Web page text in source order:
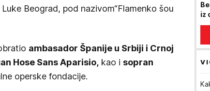
Beograd, pod nazivom“Flamenko šou
ambasador Španije u Srbiji i Crnoj
Hose Sans Aparisio, kao i sopran
operske fondacije.
iz